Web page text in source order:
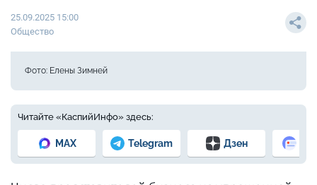
25.09.2025 15:00
Общество
Фото: Елены Зимней
Читайте «КаспийИнфо» здесь:
MAX Telegram Дзен